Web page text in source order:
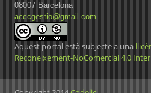
08007 Barcelona
acccgestio@gmail.com
Aquest portal està subjecte a una
Reconeixement-NoComercial 4.0